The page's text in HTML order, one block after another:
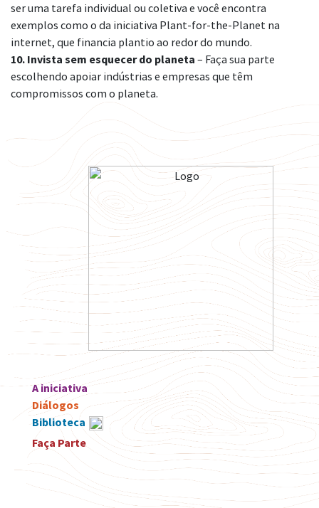
ser uma tarefa individual ou coletiva e você encontra
exemplos como o da iniciativa Plant-for-the-Planet na
internet, que financia plantio ao redor do mundo.
10. Invista sem esquecer do planeta – Faça sua parte
escolhendo apoiar indústrias e empresas que têm
compromissos com o planeta.
A iniciativa
Diálogos
Biblioteca
Faça Parte